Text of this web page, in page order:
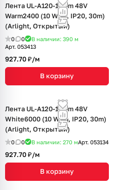
Лента UL-A120-10mm 48V
Warm2400 (10 W/m, IP20, 30m)
(Arlight, Открытый)
0 0 В наличии: 390 м
Арт. 053413
927.70 ₽/м
В корзину
Лента UL-A120-10mm 48V
White6000 (10 W/m, IP20, 30m)
(Arlight, Открытый)
0 0 В наличии: 270 мАрт. 053134
927.70 ₽/м
В корзину